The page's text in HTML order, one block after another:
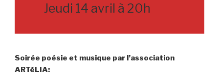
Jeudi 14 avril à 20h
Soirée poésie et musique par l’association
ARTéLIA: